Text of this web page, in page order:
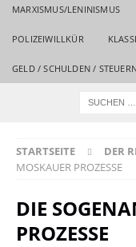
MARXISMUS/LENINISMUS
POLIZEIWILLKÜR
GELD / SCHULDEN /
STARTSEITE DER
MOSKAUER PROZESSE
DIE
PROZESSE